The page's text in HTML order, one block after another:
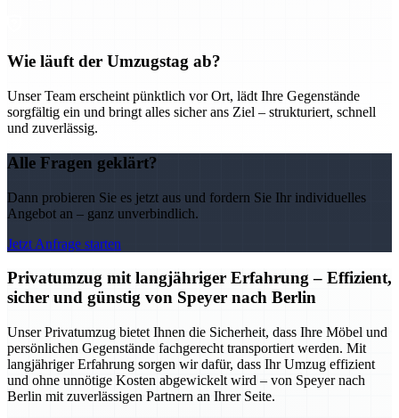
Wie läuft der Umzugstag ab?
Unser Team erscheint pünktlich vor Ort, lädt Ihre Gegenstände
sorgfältig ein und bringt alles sicher ans Ziel – strukturiert, schnell
und zuverlässig.
Alle Fragen geklärt?
Dann probieren Sie es jetzt aus und fordern Sie Ihr individuelles
Angebot an – ganz unverbindlich.
Jetzt Anfrage starten
Privatumzug mit langjähriger Erfahrung – Effizient,
sicher und günstig von Speyer nach Berlin
Unser Privatumzug bietet Ihnen die Sicherheit, dass Ihre Möbel und
persönlichen Gegenstände fachgerecht transportiert werden. Mit
langjähriger Erfahrung sorgen wir dafür, dass Ihr Umzug effizient
und ohne unnötige Kosten abgewickelt wird – von Speyer nach
Berlin mit zuverlässigen Partnern an Ihrer Seite.